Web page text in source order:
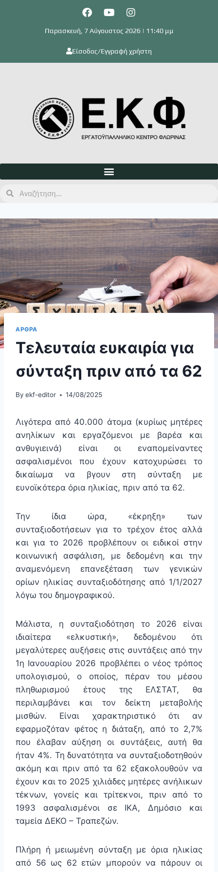
Παρασκευή, 7 Αύγουστος 2026 | 11:40 μμ
Είσοδος/Εγγραφή χρήστη
ΑΡΘΡΑ
Τελευταία ευκαιρία για
σύνταξη πριν από τα 62
By ekf-editor 14/08/2025
Λιγότερα από 40.000 άτομα (κυρίως μητέρες
ανηλίκων και εργαζόμενοι με βαρέα και
ανθυγιεινά) είναι οι εναπομείναντες
ασφαλισμένοι που έχουν κατοχυρώσει το
δικαίωμα να βγουν στη σύνταξη με
ευνοϊκότερα όρια ηλικίας, πριν από τα 62.
Την ίδια ώρα, «έκρηξη» των
συνταξιοδοτήσεων για το τρέχον έτος αλλά
και για το 2026 προβλέπουν οι ειδικοί στην
κοινωνική ασφάλιση, με δεδομένη και την
αναμενόμενη επανεξέταση των γενικών
ορίων ηλικίας συνταξιοδότησης από 1/1/2027
λόγω του δημογραφικού.
Μάλιστα, η συνταξιοδότηση το 2026 είναι
ιδιαίτερα «ελκυστική», δεδομένου ότι
μεγαλύτερες αυξήσεις στις συντάξεις από την
1η Ιανουαρίου 2026 προβλέπει ο νέος τρόπος
υπολογισμού, ο οποίος, πέραν του μέσου
πληθωρισμού έτους της ΕΛΣΤΑΤ, θα
περιλαμβάνει και τον δείκτη μεταβολής
μισθών. Είναι χαρακτηριστικό ότι αν
εφαρμοζόταν φέτος η διάταξη, από το 2,7%
που έλαβαν αύξηση οι συντάξεις, αυτή θα
ήταν 4%. Τη δυνατότητα να συνταξιοδοτηθούν
ακόμη και πριν από τα 62 εξακολουθούν να
έχουν και το 2025 χιλιάδες μητέρες ανήλικων
τέκνων, γονείς και τρίτεκνοι, πριν από το
1993 ασφαλισμένοι σε ΙΚΑ, Δημόσιο και
ταμεία ΔΕΚΟ – Τραπεζών.
Πλήρη ή μειωμένη σύνταξη με όρια ηλικίας
από 56 ως 62 ετών μπορούν να πάρουν οι